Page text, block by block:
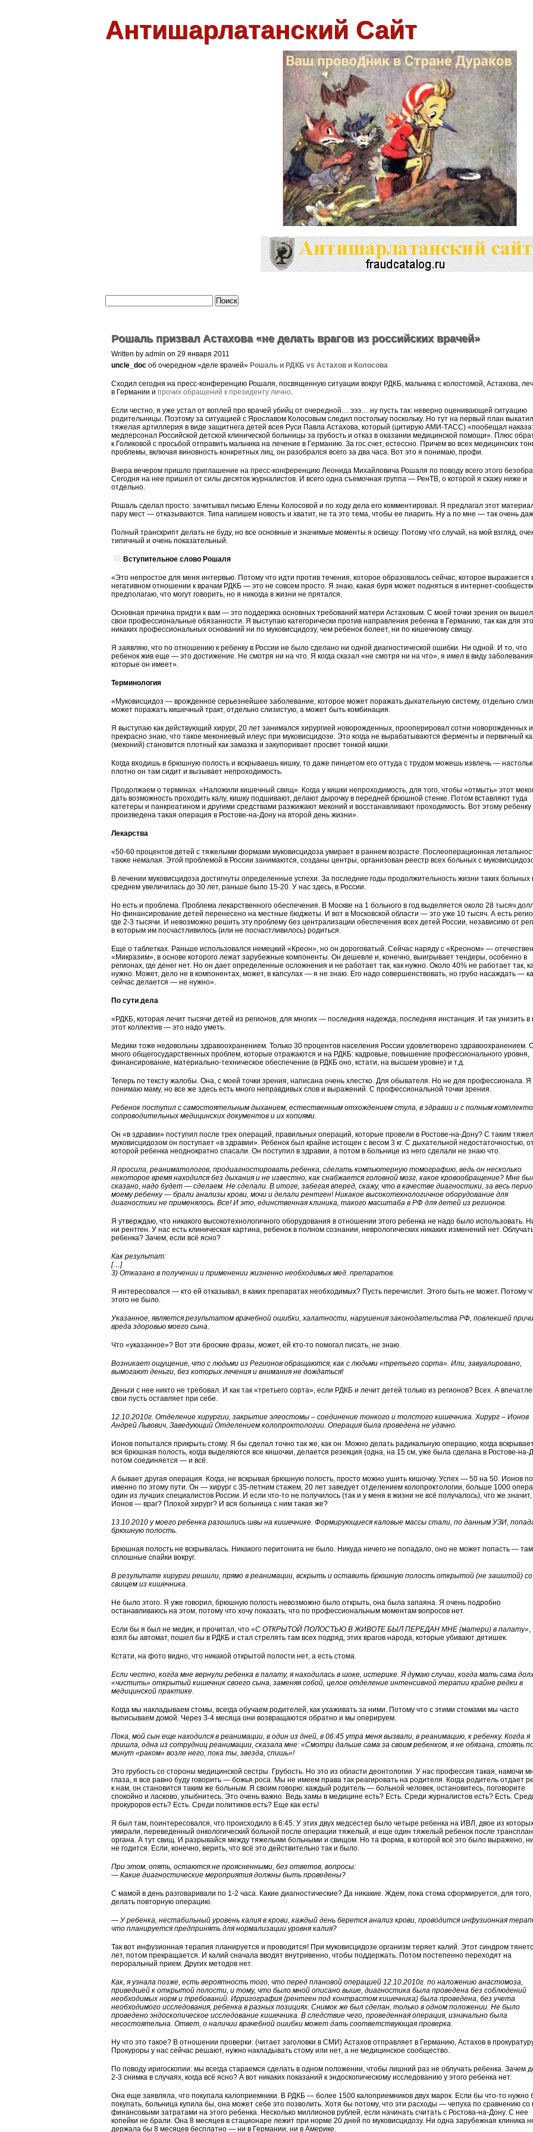
Антишарлатанский Сайт
Рошаль призвал Астахова «не делать врагов из российских врачей»
Written by admin on 29 января 2011
uncle_doc об очередном «деле врачей» Рошаль и РДКБ vs Астахов и Колосова
Сходил сегодня на пресс-конференцию Рошаля, посвященную ситуации вокруг РДКБ, мальчика с колостомой, Астахова,
в Германии и прочих обращений к президенту лично.
Если честно, я уже устал от воплей про врачей убийц от очередной… эээ… ну пусть так: неверно оценивающей ситуацию
родительницы. Поэтому за ситуацией с Ярославом Колосовым следил постольку поскольку. Но тут на первый план
тяжелая артиллерия в виде защитнега детей всея Руси Павла Астахова, который (цитирую АМИ-ТАСС) «пообещал
медперсонал Российской детской клинической больницы за грубость и отказ в оказании медицинской помощи». Плюс
к Голиковой с просьбой отправить мальчика на лечение в Германию. За гос.счет, естессно. Причем во всех медицинских
проблемы, включая виновность конкретных лиц, он разобрался всего за два часа. Вот это я понимаю, профи.
Вчера вечером пришло приглашение на пресс-конференцию Леонида Михайловича Рошаля по поводу всего этого
Сегодня на нее пришел от силы десяток журналистов. И всего одна съемочная группа — РенТВ, о которой я скажу ниже и
отдельно.
Рошаль сделал просто: зачитывал письмо Елены Колосовой и по ходу дела его комментировал. Я предлагал этот
пару мест — отказываются. Типа напишем новость и хватит, не та это тема, чтобы ее пиарить. Ну а по мне — так очень
Полный транскрипт делать не буду, но все основные и значимые моменты я освещу. Потому что случай, на мой взгляд,
типичный и очень показательный.
Вступительное слово Рошаля
«Это непростое для меня интервью. Потому что идти против течения, которое образовалось сейчас, которое выражается
негативном отношении к врачам РДКБ — это не совсем просто. Я знаю, какая буря может подняться в интернет-
предполагаю, что могут говорить, но я никогда в жизни не прятался.
Основная причина придти к вам — это поддержка основных требований матери Астаховым. С моей точки зрения он
свои профессиональные обязанности. Я выступаю категорически против направления ребенка в Германию, так как для
никаких профессиональных оснований ни по муковисцидозу, чем ребенок болеет, ни по кишечному свищу.
Я заявляю, что по отношению к ребенку в России не было сделано ни одной диагностической ошибки. Ни одной. И то, что
ребенок жив еще — это достижение. Не смотря ни на что. Я когда сказал «не смотря ни на что», я имел в виду
которые он имеет».
Терминология
«Муковисцидоз — врожденное серьезнейшее заболевание, которое может поражать дыхательную систему, отдельно
может поражать кишечный тракт, отдельно слизистую, а может быть комбинация.
Я выступаю как действующий хирург, 20 лет занимался хирургией новорожденных, прооперировал сотни новорожденных и
прекрасно знаю, что такое мекониевый илеус при муковисцидозе. Это когда не вырабатываются ферменты и первичный
(меконий) становится плотный как замазка и закупоривает просвет тонкой кишки.
Когда входишь в брюшную полость и вскрываешь кишку, то даже пинцетом его оттуда с трудом можешь извлечь —
плотно он там сидит и вызывает непроходимость.
Продолжаем о терминах. «Наложили кишечный свищ». Когда у кишки непроходимость, для того, чтобы «отмыть» этот
дать возможность проходить калу, кишку подшивают, делают дырочку в передней брюшной стенке. Потом вставляют туда
катетеры и панкреатином и другими средствами разжижают меконий и восстанавливают проходимость. Вот этому
произведена такая операция в Ростове-на-Дону на второй день жизни».
Лекарства
«50-60 процентов детей с тяжелыми формами муковисцидоза умирает в раннем возрасте. Послеоперационная
также немалая. Этой проблемой в России занимаются, созданы центры, организован реестр всех больных с
В лечении муковисцидоза достигнуты определенные успехи. За последние годы продолжительность жизни таких больных
среднем увеличилась до 30 лет, раньше было 15-20. У нас здесь, в России.
Но есть и проблема. Проблема лекарственного обеспечения. В Москве на 1 больного в год выделяется около 28 тысяч
Но финансирование детей перенесено на местные бюджеты. И вот в Московской области — это уже 10 тысяч. А есть
где 2-3 тысячи. И невозможно решить эту проблему без централизации обеспечения всех детей России, независимо от
в которым им посчастливилось (или не посчастливилось) родиться.
Еще о таблетках. Раньше использовался немецкий «Креон», но он дороговатый. Сейчас наряду с «Креоном» —
«Микразим», в основе которого лежат зарубежные компоненты. Он дешевле и, конечно, выигрывает тендеры, особенно в
регионах, где денег нет. Но он дает определенные осложнения и не работает так, как нужно. Около 40% не работает так,
нужно. Может, дело не в компонентах, может, в капсулах — я не знаю. Его надо совершенствовать, но грубо насаждать —
сейчас делается — не нужно».
По сути дела
«РДКБ, которая лечит тысячи детей из регионов, для многих — последняя надежда, последняя инстанция. И так унизить в
этот коллектив — это надо уметь.
Медики тоже недовольны здравоохранением. Только 30 процентов населения России удовлетворено здравоохранением.
много общегосударственных проблем, которые отражаются и на РДКБ: кадровые, повышение профессионального уровня,
финансирование, материально-техническое обеспечение (в РДКБ оно, кстати, на высшем уровне) и т.д.
Теперь по тексту жалобы. Она, с моей точки зрения, написана очень хлестко. Для обывателя. Но не для профессионала. Я
понимаю маму, но все же здесь есть много неправдивых слов и выражений. С профессиональной точки зрения.
Ребенок поступил с самостоятельным дыханием, естественным отхождением стула, в здравии и с полным
сопроводительных медицинских документов и их копиями.
Он «в здравии» поступил после трех операций, правильных операций, которые провели в Ростове-на-Дону? С таким
муковисцидозом он поступает «в здравии». Ребенок был крайне истощен с весом 3 кг. С дыхательной недостаточностью,
которой ребенка неоднократно спасали. Он поступил в здравии, а потом в больнице из него сделали не знаю что.
Я просила, реаниматологов, продиагностировать ребенка, сделать компьютерную томографию, ведь он несколько
некоторое время находился без дыхания и не известно, как снабжается головной мозг, какое кровообращение? Мне
сказано, надо будет — сделаем. Не сделали. В итоге, забегая вперед, скажу, что в качестве диагностики, за весь
моему ребенку — брали анализы крови, мочи и делали рентген! Никакое высокотехнологичное оборудование для
диагностики не применялось. Все! И это, единственная клиника, такого масштаба в РФ для детей из регионов.
Я утверждаю, что никакого высокотехнологичного оборудования в отношении этого ребенка не надо было использовать.
ни рентген. У нас есть клиническая картина, ребенок в полном сознании, неврологических никаких изменений нет.
ребенка? Зачем, если всё ясно?
Как результат:
[…]
3) Отказано в получении и применении жизненно необходимых мед. препаратов.
Я интересовался — кто ей отказывал, в каких препаратах необходимых? Пусть перечислит. Этого быть не может. Потому
этого не было.
Указанное, является результатом врачебной ошибки, халатности, нарушения законодательства РФ, повлекшей
вреда здоровью моего сына.
Что «указанное»? Вот эти броские фразы, может, ей кто-то помогал писать, не знаю.
Возникает ощущение, что с людьми из Регионов обращаются, как с людьми «третьего сорта». Или, завуалировано,
вымогают деньги, без которых лечения и внимания не дождаться!
Деньги с нее никто не требовал. И как так «третьего сорта», если РДКБ и лечит детей только из регионов? Всех. А
свои пусть оставляет при себе.
12.10.2010г. Отделение хирургии, закрытие элеостомы – соединение тонкого и толстого кишечника. Хирург – Ионов
Андрей Львович, Заведующий Отделением колопроктологии. Операция была проведена не удачно.
Ионов попытался прикрыть стому. Я бы сделал точно так же, как он. Можно делать радикальную операцию, когда
вся брюшная полость, когда выделяются все кишочки, делается резекция (одна, на 15 см, уже была сделана в Ростове-на-
потом соединяется — и всё.
А бывает другая операция. Когда, не вскрывая брюшную полость, просто можно ушить кишочку. Успех — 50 на 50. Ионов
именно по этому пути. Он — хирург с 35-летним стажем, 20 лет заведует отделением колопроктологии, больше 1000
один из лучших специалистов России. И если что-то не получилось (так и у меня в жизни не всё получалось), что же значит,
Ионов — враг? Плохой хирург? И вся больница с ним такая же?
13.10.2010 у моего ребенка разошлись швы на кишечнике. Формирующиеся каловые массы стали, по данным УЗИ,
брюшную полость.
Брюшная полость не вскрывалась. Никакого перитонита не было. Никуда ничего не попадало, оно не может попасть — там
сплошные спайки вокруг.
В результате хирурги решили, прямо в реанимации, вскрыть и оставить брюшную полость открытой (не зашитой) со
свищем из кишечника.
Не было этого. Я уже говорил, брюшную полость невозможно было открыть, она была запаяна. Я очень подробно
останавливаюсь на этом, потому что хочу показать, что по профессиональным моментам вопросов нет.
Если бы я был не медик, и прочитал, что «С ОТКРЫТОЙ ПОЛОСТЬЮ В ЖИВОТЕ БЫЛ ПЕРЕДАН МНЕ (матери) в палату»,
взял бы автомат, пошел бы в РДКБ и стал стрелять там всех подряд, этих врагов народа, которые убивают детишек.
Кстати, на фото видно, что никакой открытой полости нет, а есть стома.
Если честно, когда мне вернули ребенка в палату, я находилась в шоке, истерике. Я думаю случаи, когда мать сама
«чистить» открытый кишечник своего сына, заменяя собой, целое отделение интенсивной терапии крайне редки в
медицинской практике.
Когда мы накладываем стомы, всегда обучаем родителей, как ухаживать за ними. Потому что с этими стомами мы часто
выписываем домой. Через 3-4 месяца они возвращаются обратно и мы оперируем.
Пока, мой сын еще находился в реанимации, в один из дней, в 06:45 утра меня вызвали, в реанимацию, к ребенку. Когда я
пришла, одна из сотрудниц реанимации, сказала мне: «Смотри дальше сама за своим ребенком, я не обязана, стоять
минут «раком» возле него, пока ты, звезда, спишь»!
Это грубость со стороны медицинской сестры. Грубость. Но это из области деонтологии. У нас профессия такая, намочи
глаза, я все равно буду говорить — божья роса. Мы не имеем права так реагировать на родителя. Когда родитель отдает
к нам, он становится таким же больным. Я своим говорю: каждый родитель — больной человек, остановитесь, поговорите
спокойно и ласково, улыбнитесь. Это очень важно. Ведь хамы в медицине есть? Есть. Среди журналистов есть? Есть.
прокуроров есть? Есть. Среди политиков есть? Еще как есть!
Я был там, поинтересовался, что происходило в 6:45. У этих двух медсестер было четыре ребенка на ИВЛ, двое из
умирали, переведенный онкологический больной после операции тяжелый, и еще один тяжелый ребенок после
органа. А тут свищ. И разрывайся между тяжелыми больными и свищом. Но та форма, в которой всё это было выражено,
не годится. Если, конечно, верить, что всё это действительно так и было.
При этом, опять, остаются не проясненными, без ответов, вопросы:
— Какие диагностические мероприятия должны быть проведены?
С мамой в день разговаривали по 1-2 часа. Какие диагностические? Да никакие. Ждем, пока стома сформируется, для того,
делать повторную операцию.
— У ребенка, нестабильный уровень калия в крови, каждый день берется анализ крови, проводится инфузионная
что планируется предпринять для нормализации уровня калия?
Так вот инфузионная терапия планируется и проводится! При муковисцидозе организм теряет калий. Этот синдром
лет, потом прекращается. И калий сначала вводят внутривенно, чтобы поддержать. Потом постепенно переходят на
пероральный прием. Других методов нет.
Как, я узнала позже, есть вероятность того, что перед плановой операцией 12.10.2010г. по наложению анастомоза,
приведшей к открытой полости, и тому, что было мной описано выше, диагностика была проведена без соблюдений
необходимых норм и требований. Ирригография (рентген под контрастом кишечника) была проведена, без учета
необходимого исследования, ребенка в разных позициях. Снимок же был сделан, только в одном положении. Не было
проведено эндоскопическое исследование кишечника. В следствие чего, проведенная операция, изначально была
несостоятельна. Ответ, о наличии врачебной ошибки может дать соответствующая проверка.
Ну что это такое? В отношении проверки: (читает заголовки в СМИ) Астахов отправляет в Германию, Астахов в
Прокуроры у нас сейчас решают, нужно накладывать стому или нет, а не медицинское сообщество.
По поводу иригоскопии: мы всегда стараемся сделать в одном положении, чтобы лишний раз не облучать ребенка. Зачем
2-3 снимка в случаях, когда всё ясно? А вот никаких показаний к эндоскопическому исследованию у этого ребенка нет.
Она еще заявляла, что покупала калоприемники. В РДКБ — более 1500 калоприемников двух марок. Если бы что-то нужно
покупать, больница купила бы, она может себе это позволить. Хотя бы потому, что эти расходы — чепуха по сравнению со
финансовыми затратами на этого ребенка. Несколько миллионов рублей, если начинать считать с Ростова-на-Дону. С нее
копейки не брали. Она 8 месяцев в стационаре лежит при норме 20 дней по муковисцидозу. Ни одна зарубежная клиника
держала бы 8 месяцев бесплатно — ни в Германии, ни в Америке.